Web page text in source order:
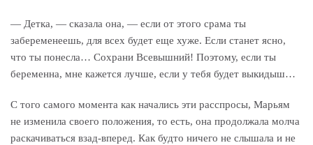
— Детка, — сказала она, — если от этого срама ты
забеременеешь, для всех будет еще хуже. Если станет ясно,
что ты понесла… Сохрани Всевышний! Поэтому, если ты
беременна, мне кажется лучше, если у тебя будет выкидыш…
С того самого момента как начались эти расспросы, Марьям
не изменила своего положения, то есть, она продолжала молча
раскачиваться взад-вперед. Как будто ничего не слышала и не